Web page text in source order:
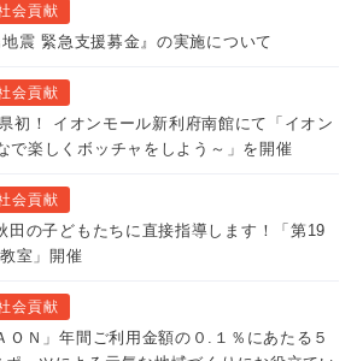
会貢献
地震 緊急支援募金』の実施について
会貢献
初！ イオンモール新利府南館にて「イオン
で楽しくボッチャをしよう～」を開催
会貢献
田の子どもたちに直接指導します！「第19
室」開催
会貢献
ＯＮ」年間ご利用金額の０.１％にあたる５